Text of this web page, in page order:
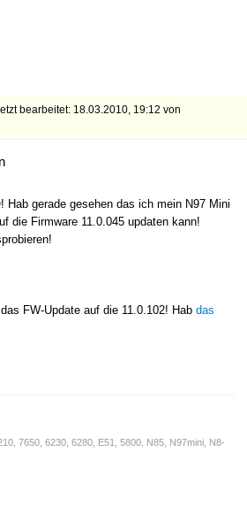
bearbeitet: 18.03.2010, 19:12 von
Hab gerade gesehen das ich mein N97 Mini
die Firmware 11.0.045 updaten kann!
FW-Update auf die 11.0.102! Hab das
7650, 6230, 6280, E51, 5800, N85, N97mini, N8-